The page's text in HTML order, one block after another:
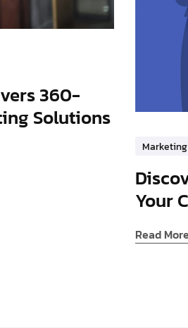
360-
Solutions
Marketing
Your
Read More